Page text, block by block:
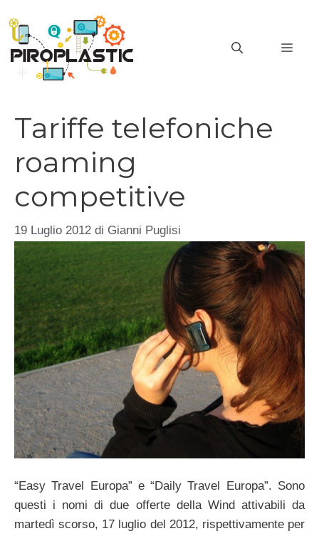
contenuto
Tariffe telefoniche
roaming
competitive
19 Luglio 2012 di Gianni Puglisi
“Easy Travel Europa” e “Daily Travel Europa”. Sono
questi i nomi di due offerte della Wind attivabili da
martedì scorso, 17 luglio del 2012, rispettivamente per